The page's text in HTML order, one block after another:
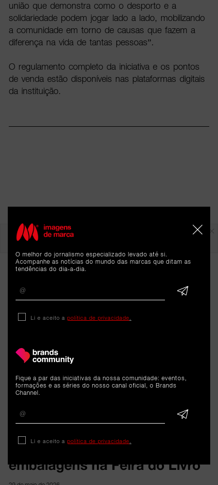
união que demonstra como o desporto e a
solidariedade podem jogar lado a lado, mobilizando
a comunidade em torno de causas que fazem a
diferença na vida de tantas pessoas”.
O regulamento completo da iniciativa e os pontos
de venda estão disponíveis nas plataformas digitais
da instituição.
ARTIGOS
RELACIONADOS
“reciclar mais e melhor”
embalagens na Feira do Livro
O melhor do jornalismo especializado levado até si.
Acompanhe as notícias do mundo das marcas que ditam as
tendências do dia-a-dia.
Li e aceito a política de privacidade.
Fique a par das iniciativas da nossa comunidade: eventos,
formações e as séries do nosso canal oficial, o Brands
Channel.
Li e aceito a política de privacidade.